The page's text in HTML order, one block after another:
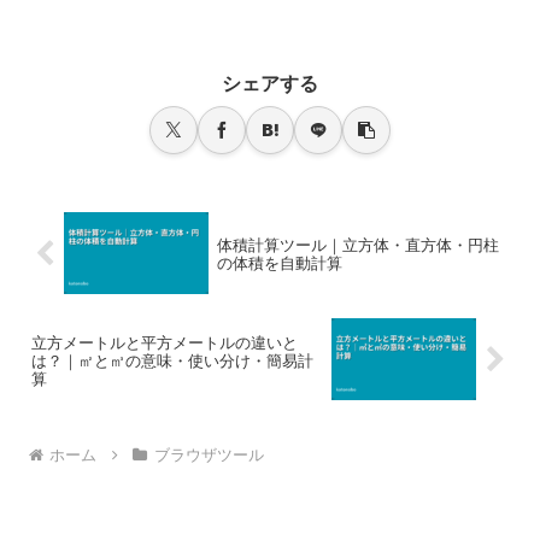
シェアする
体積計算ツール｜立方体・直方体・円柱
の体積を自動計算
立方メートルと平方メートルの違いと
は？｜㎡と㎥の意味・使い分け・簡易計
算
ホーム ブラウザツール